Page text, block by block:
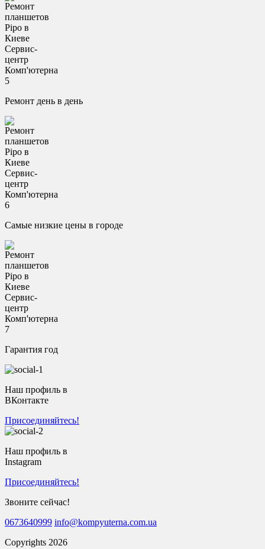
Ремонт день в день
Самые низкие цены в городе
Гарантия год
Наш профиль в
ВКонтакте
Присоединяйтесь!
Наш профиль в
Instagram
Присоединяйтесь!
Звоните сейчас!
0673640999 info@kompyuterna.com.ua
Copyrights 2026